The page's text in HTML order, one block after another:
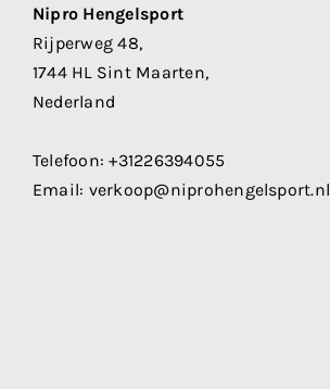
Nipro Hengelsport
Rijperweg 48,
1744 HL Sint Maarten,
Nederland
Telefoon:+31226394055
Email: verkoop@niprohengelsport.nl